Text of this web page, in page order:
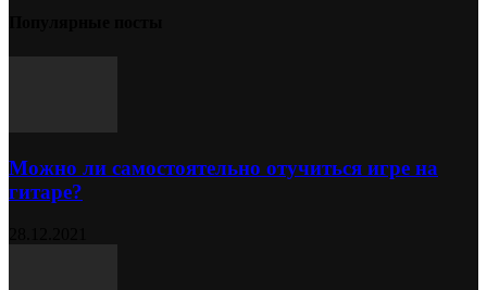
Можно ли самостоятельно отучиться игре на
гитаре?